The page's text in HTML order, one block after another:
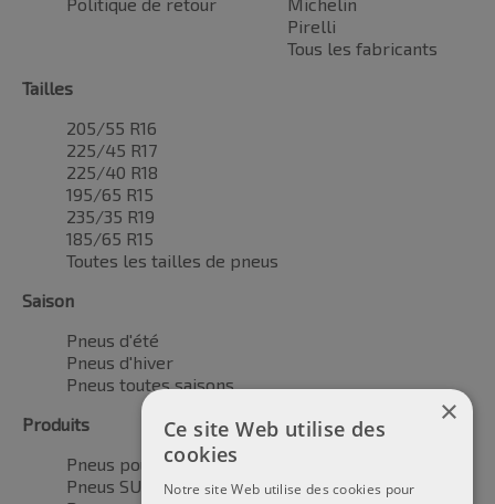
Pirelli
Tous les fabricants
Tailles
205/55 R16
225/45 R17
225/40 R18
195/65 R15
235/35 R19
185/65 R15
Toutes les tailles de pneus
Saison
Pneus d'été
Pneus d'hiver
Pneus toutes saisons
Produits
Pneus pour voitures
Pneus SUV / 4x4
×
Ce site Web utilise des
cookies
Notre site Web utilise des cookies pour